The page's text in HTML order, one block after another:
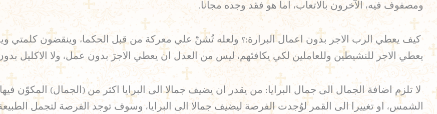
ومصفوف فيه، الآخرون بالاتعاب، اما هو فقد وجده مجانا.
كيف يعطي الرب الاجر بدون اعمال البرارة:؟ ولعله تُشنّ علي معركة من قبل الحكماء وينقضون كلمتي
يعطي الاجر للنشيطين وللعاملين لكي يكافئهم، ليس من العدل ان يعطي الاجرَ بدون عمل، ولا الاكليل بدون
لا تلزم اضافة الجمال الى جمال البرايا: من يقدر ان يضيف جمالا الى البرايا اكثر من (الجمال) المكوّن
الشمس، او تغييرا الى القمر لوُجدت الفرصة ليضيف جمالا الى البرايا، وسوف توجد الفرصة لتجمل